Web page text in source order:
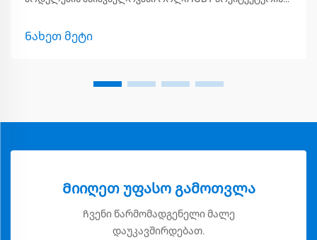
მნიშვნელოვან როლს თამაშობენ ძალის ელექტრონიკის
Ნახეთ მეტი
Მიიღეთ უფასო გამოთვლა
Ჩვენი წარმომადგენელი მალე
დაუკავშირდებათ.